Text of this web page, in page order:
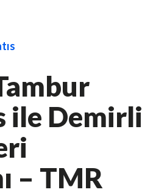
ile Demirli
– TMR